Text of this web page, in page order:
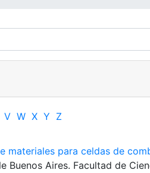
V W X Y Z
materiales para celdas de
Buenos Aires. Facultad de